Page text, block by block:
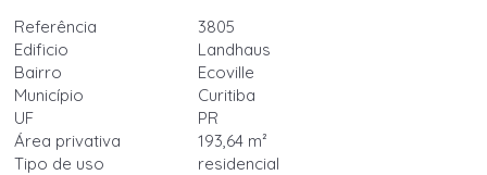
Referência
3805
Edificio
Landhaus
Bairro
Ecoville
Município
Curitiba
UF
PR
Área privativa
193,64 m²
Tipo de uso
residencial